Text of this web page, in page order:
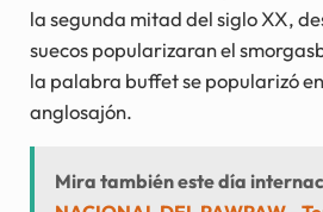
la segunda mitad del siglo XX,
suecos popularizaran el
la palabra buffet se popularizó
anglosajón.
Mira también este día